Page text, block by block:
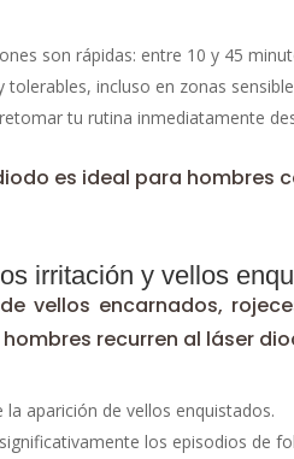
son rápidas: entre 10 y 45
tolerables, incluso en zonas
tu rutina inmediatamente
es ideal para
irritación y vellos
de vellos encarnados,
recurren al láser
la aparición de vellos enquistados.
los episodios de